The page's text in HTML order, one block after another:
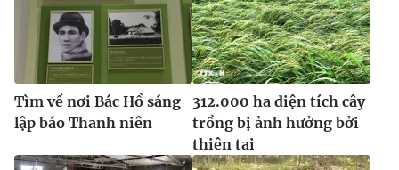
Tìm về nơi Bác Hồ sáng
lập báo Thanh niên
312.000 ha diện tích cây
trồng bị ảnh hưởng bởi
thiên tai